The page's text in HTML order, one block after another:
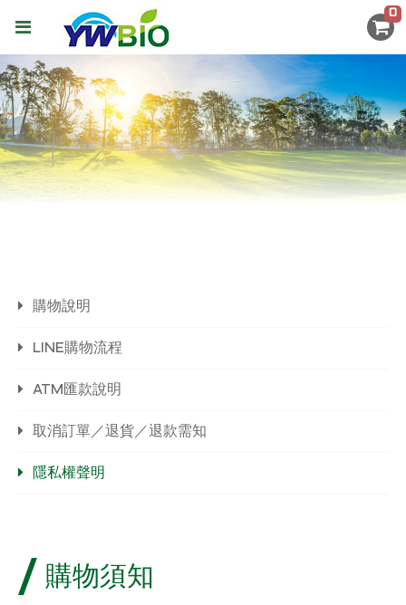
0
購物說明
LINE購物流程
ATM匯款說明
取消訂單／退貨／退款需知
隱私權聲明
購物須知